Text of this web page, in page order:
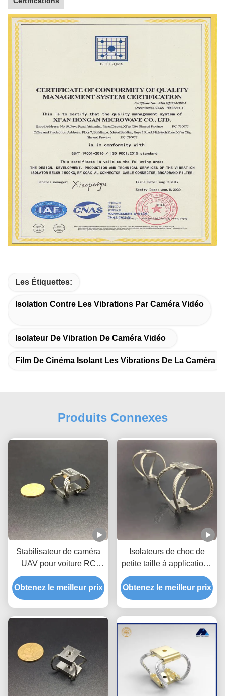
Les Étiquettes:
Isolation Contre Les Vibrations Par Caméra Vidéo
Isolateur De Vibration De Caméra Vidéo
Film De Cinéma Isolant Les Vibrations De La Caméra
Produits Connexes
Stabilisateur de caméra
UAV pour voiture RC
GR3 Protection contre les
chocs
Obtenez le meilleur prix
Isolateurs de choc de
petite taille à applications
multiples
Obtenez le meilleur prix